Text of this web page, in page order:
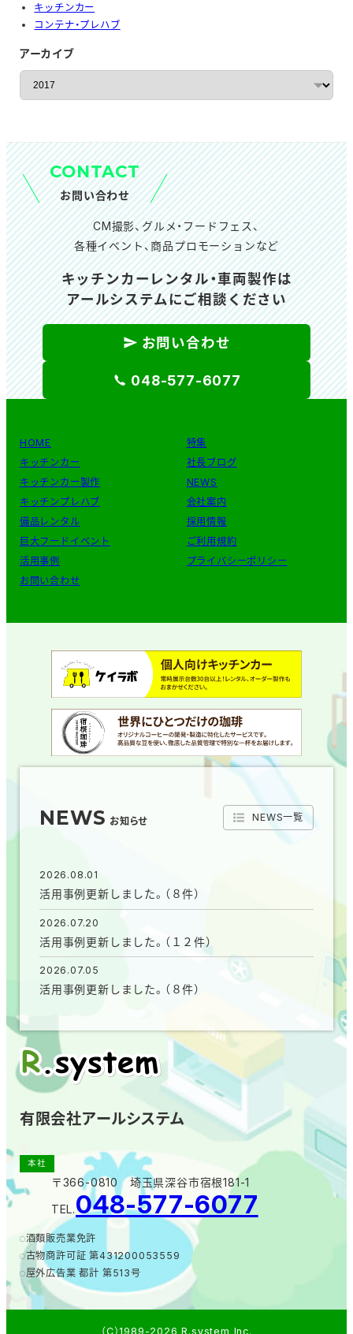
キッチンカー
コンテナ・プレハブ
アーカイブ
ア
ー
ブ
CONTACT
お問い合わせ
CM撮影、グルメ・フードフェス、
各種イベント、商品プロモーションなど
キッチンカーレンタル・車両製作は
アールシステムにご相談ください
お問い合わせ
048-577-6077
有限会社アールシステム
本社
〒366-0810 埼玉県深谷市宿根181-1
TEL.048-577-6077
酒類販売業免許
古物商許可証 第431200053559
屋外広告業 都計 第513号
NEWS お知らせ NEWS一覧
2026.08.01
活用事例更新しました。（８件）
2026.07.20
活用事例更新しました。（１２件）
2026.07.05
活用事例更新しました。（８件）
HOME
キッチンカー
キッチンカー製作
キッチンプレハブ
備品レンタル
巨大フードイベント
活用事例
お問い合わせ
特集
社長ブログ
NEWS
会社案内
採用情報
ご利用規約
プライバシーポリシー
（C）1989-2026 R.system Inc.